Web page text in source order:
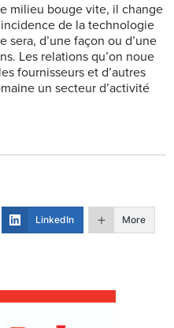
milieu bouge vite, il change
de la technologie
sera, d’une façon ou d’une
Les relations qu’on noue
fournisseurs et d’autres
un secteur d’activité
LinkedIn More